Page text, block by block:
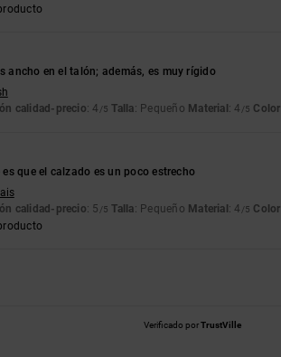
ancho en el talón; además, es muy rígido
calidad-precio: 4 /5 Talla: Pequeño Material : 4 /5 Color
que el calzado es un poco estrecho
calidad-precio: 5 /5 Talla: Pequeño Material : 4 /5 Color
Verificado porTrustVille